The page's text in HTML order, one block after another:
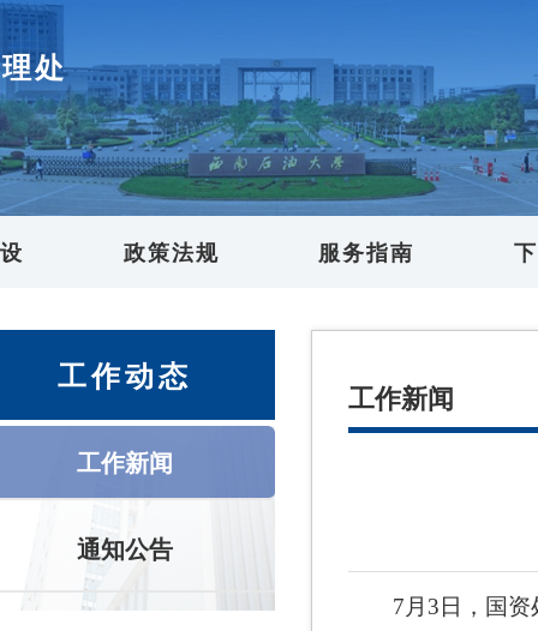
处
政策法规 服务指南
工作动态
工作新闻
通知公告
工作新闻
7 月 3 日，国